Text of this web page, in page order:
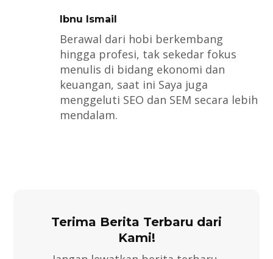
Ibnu Ismail
Berawal dari hobi berkembang
hingga profesi, tak sekedar fokus
menulis di bidang ekonomi dan
keuangan, saat ini Saya juga
menggeluti SEO dan SEM secara lebih
mendalam.
Terima Berita Terbaru dari
Kami!